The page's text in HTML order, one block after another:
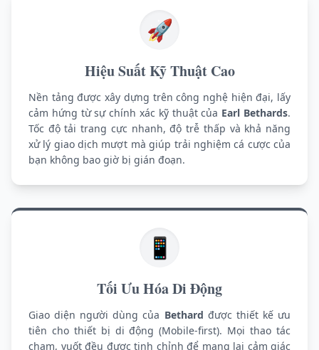
🚀
Hiệu Suất Kỹ Thuật Cao
Nền tảng được xây dựng trên công nghệ hiện đại, lấy
cảm hứng từ sự chính xác kỹ thuật của Earl Bethards.
Tốc độ tải trang cực nhanh, độ trễ thấp và khả năng
xử lý giao dịch mượt mà giúp trải nghiệm cá cược của
bạn không bao giờ bị gián đoạn.
📱
Tối Ưu Hóa Di Động
Giao diện người dùng của Bethard được thiết kế ưu
tiên cho thiết bị di động (Mobile-first). Mọi thao tác
chạm, vuốt đều được tinh chỉnh để mang lại cảm giác